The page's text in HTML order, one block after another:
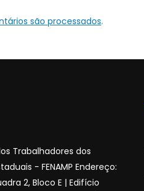
são processados.
Trabalhadores dos
- FENAMP Endereço:
2, Bloco E | Edifício